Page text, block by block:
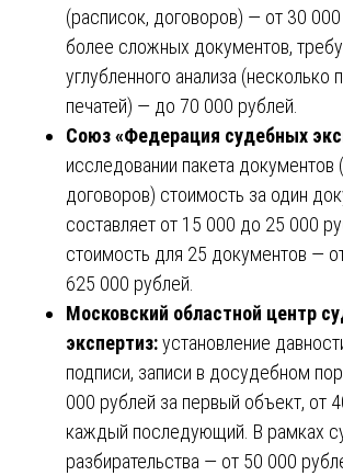
(расписок, договоров) — от 30
более сложных документов,
углубленного анализа (несколько
печатей) — до 70 000 рублей.
Союз «Федерация судебных
исследовании пакета документов
договоров) стоимость за один
составляет от 15 000 до 25 000
стоимость для 25 документов —
625 000 рублей.
Московский областной центр
экспертиз:установление
подписи, записи в досудебном
000 рублей за первый объект, от
каждый последующий. В рамках
разбирательства — от 50 000